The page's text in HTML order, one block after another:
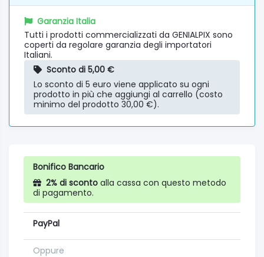
Garanzia Italia
Tutti i prodotti commercializzati da GENIALPIX sono
coperti da regolare garanzia degli importatori
Italiani.
Sconto di 5,00 €
Lo sconto di 5 euro viene applicato su ogni
prodotto in più che aggiungi al carrello (costo
minimo del prodotto 30,00 €).
Bonifico Bancario
2% di sconto alla cassa con questo metodo
di pagamento.
PayPal
Oppure